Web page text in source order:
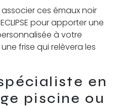
ces émaux noir
pour apporter une
à votre
frise qui relèvera les
en
piscine ou